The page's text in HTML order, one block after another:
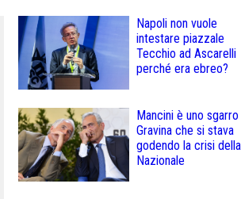
Napoli non vuole
intestare piazzale
Tecchio ad Ascarelli
perché era ebreo?
Mancini è uno sgarro
Gravina che si stava
godendo la crisi della
Nazionale